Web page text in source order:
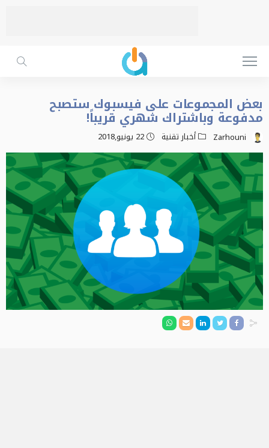
بعض المجموعات على فيسبوك ستصبح
مدفوعة وباشتراك شهري قريباً!
Zarhouni أخبار تقنية 22 يونيو,2018